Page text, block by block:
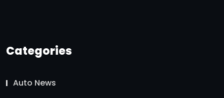
Categories
Auto News